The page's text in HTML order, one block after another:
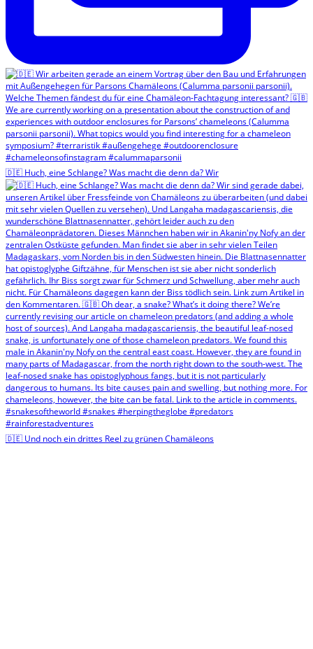
🇩🇪 Huch, eine Schlange? Was macht die denn da? Wir
🇩🇪 Und noch ein drittes Reel zu grünen Chamäleons